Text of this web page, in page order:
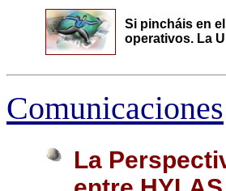
Si pincháis en
operativos. La
Comunicaciones
La